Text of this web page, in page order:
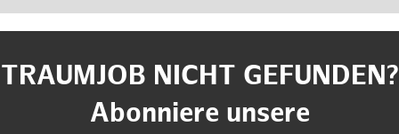
TRAUMJOB NICHT GEFUNDEN?
Abonniere unsere